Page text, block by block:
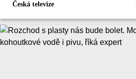
Česká televize